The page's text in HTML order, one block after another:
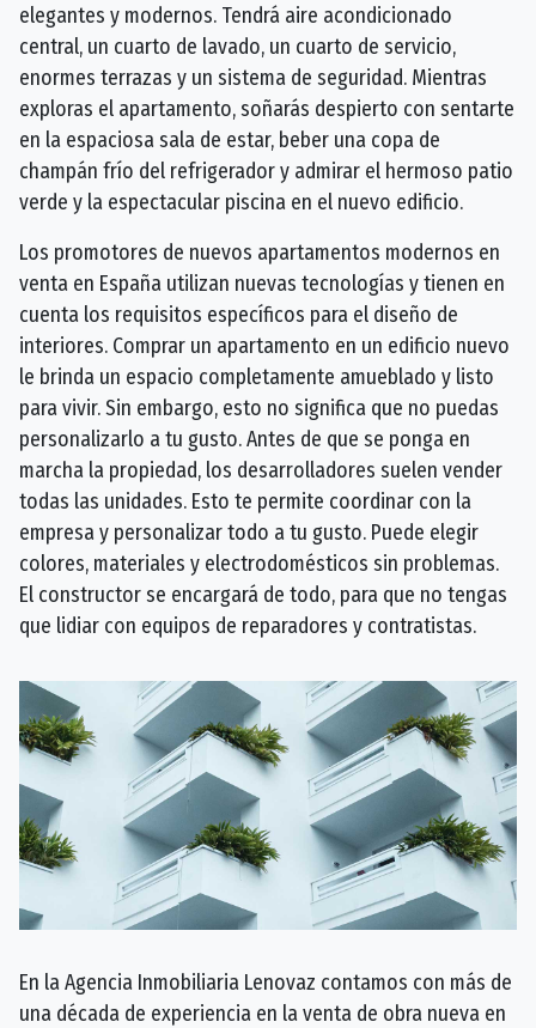
elegantes y modernos. Tendrá aire acondicionado
central, un cuarto de lavado, un cuarto de servicio,
enormes terrazas y un sistema de seguridad. Mientras
exploras el apartamento, soñarás despierto con sentarte
en la espaciosa sala de estar, beber una copa de
champán frío del refrigerador y admirar el hermoso patio
verde y la espectacular piscina en el nuevo edificio.
Los promotores de nuevos apartamentos modernos en
venta en España utilizan nuevas tecnologías y tienen en
cuenta los requisitos específicos para el diseño de
interiores. Comprar un apartamento en un edificio nuevo
le brinda un espacio completamente amueblado y listo
para vivir. Sin embargo, esto no significa que no puedas
personalizarlo a tu gusto. Antes de que se ponga en
marcha la propiedad, los desarrolladores suelen vender
todas las unidades. Esto te permite coordinar con la
empresa y personalizar todo a tu gusto. Puede elegir
colores, materiales y electrodomésticos sin problemas.
El constructor se encargará de todo, para que no tengas
que lidiar con equipos de reparadores y contratistas.
En la Agencia Inmobiliaria Lenovaz contamos con más de
una década de experiencia en la venta de obra nueva en